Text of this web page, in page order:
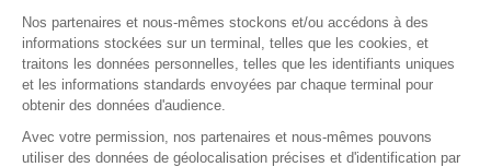
CAC 40
CAC 40® WALL STREET FAIT TOUJOURS LA
Nos partenaires et nous-mêmes stockons et/ou accédons à des
informations stockées sur un terminal, telles que les cookies, et
traitons les données personnelles, telles que les identifiants uniques
et les informations standards envoyées par chaque terminal pour
obtenir des données d'audience.
Avec votre permission, nos partenaires et nous-mêmes pouvons
utiliser des données de géolocalisation précises et d'identification par